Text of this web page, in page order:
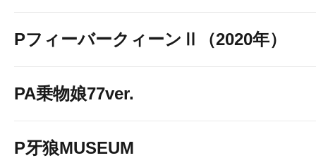
PフィーバークィーンⅡ（2020年）
PA乗物娘77ver.
P牙狼MUSEUM